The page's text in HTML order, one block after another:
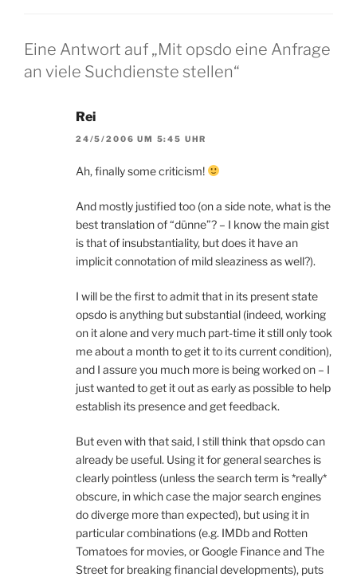
Eine Antwort auf „Mit opsdo eine Anfrage
an viele Suchdienste stellen“
Rei
24/5/2006 UM 5:45 UHR
Ah, finally some criticism!
And mostly justified too (on a side note, what is the
best translation of “dünne”? – I know the main gist
is that of insubstantiality, but does it have an
implicit connotation of mild sleaziness as well?).
I will be the first to admit that in its present state
opsdo is anything but substantial (indeed, working
on it alone and very much part-time it still only took
me about a month to get it to its current condition),
and I assure you much more is being worked on – I
just wanted to get it out as early as possible to help
establish its presence and get feedback.
But even with that said, I still think that opsdo can
already be useful. Using it for general searches is
clearly pointless (unless the search term is *really*
obscure, in which case the major search engines
do diverge more than expected), but using it in
particular combinations (e.g. IMDb and Rotten
Tomatoes for movies, or Google Finance and The
Street for breaking financial developments), puts